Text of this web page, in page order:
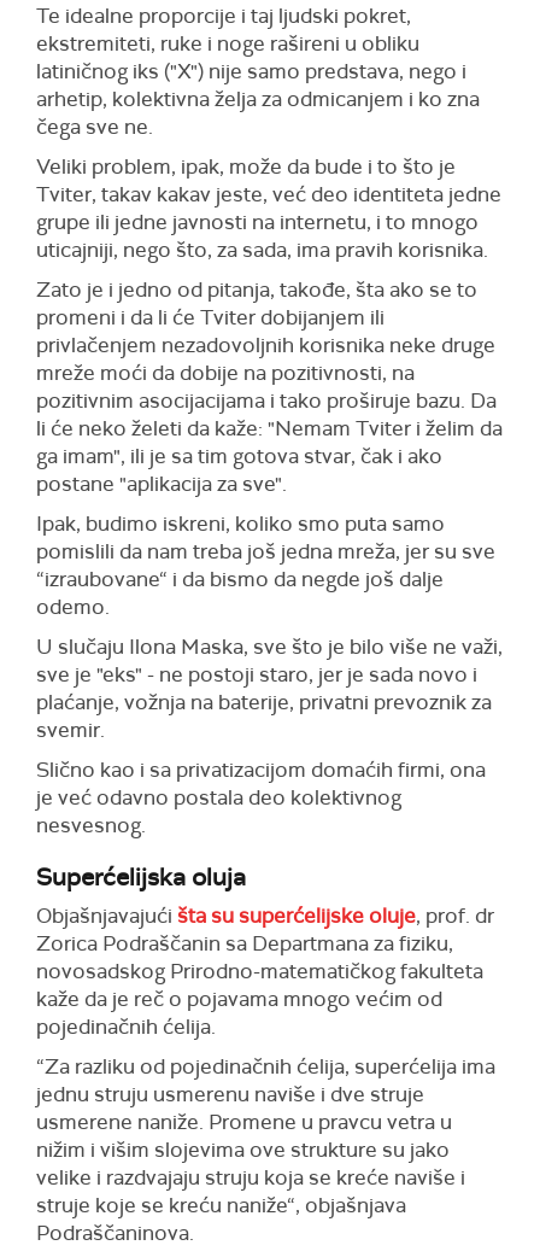
Te idealne proporcije i taj ljudski pokret,
ekstremiteti, ruke i noge rašireni u obliku
latiničnog iks ("X") nije samo predstava, nego i
arhetip, kolektivna želja za odmicanjem i ko zna
čega sve ne.
Veliki problem, ipak, može da bude i to što je
Tviter, takav kakav jeste, već deo identiteta jedne
grupe ili jedne javnosti na internetu, i to mnogo
uticajniji, nego što, za sada, ima pravih korisnika.
Zato je i jedno od pitanja, takođe, šta ako se to
promeni i da li će Tviter dobijanjem ili
privlačenjem nezadovoljnih korisnika neke druge
mreže moći da dobije na pozitivnosti, na
pozitivnim asocijacijama i tako proširuje bazu. Da
li će neko želeti da kaže: "Nemam Tviter i želim da
ga imam", ili je sa tim gotova stvar, čak i ako
postane "aplikacija za sve".
Ipak, budimo iskreni, koliko smo puta samo
pomislili da nam treba još jedna mreža, jer su sve
“izraubovane“ i da bismo da negde još dalje
odemo.
U slučaju Ilona Maska, sve što je bilo više ne važi,
sve je "eks" - ne postoji staro, jer je sada novo i
plaćanje, vožnja na baterije, privatni prevoznik za
svemir.
Slično kao i sa privatizacijom domaćih firmi, ona
je već odavno postala deo kolektivnog
nesvesnog.
Superćelijska oluja
Objašnjavajući šta su superćelijske oluje, prof. dr
Zorica Podraščanin sa Departmana za fiziku,
novosadskog Prirodno-matematičkog fakulteta
kaže da je reč o pojavama mnogo većim od
pojedinačnih ćelija.
“Za razliku od pojedinačnih ćelija, superćelija ima
jednu struju usmerenu naviše i dve struje
usmerene naniže. Promene u pravcu vetra u
nižim i višim slojevima ove strukture su jako
velike i razdvajaju struju koja se kreće naviše i
struje koje se kreću naniže“, objašnjava
Podraščaninova.